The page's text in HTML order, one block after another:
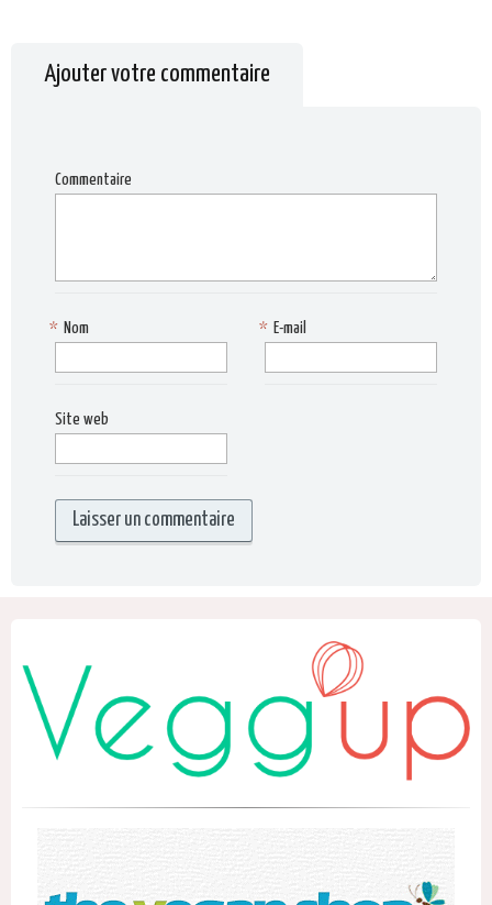
Ajouter votre commentaire
Commentaire
Nom
* E-mail
*
Site web